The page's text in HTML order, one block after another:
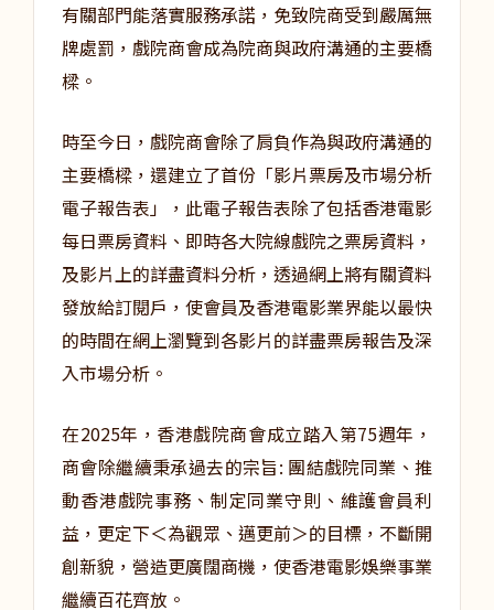
有關部門能落實服務承諾，免致院商受到嚴厲無
牌處罰，戲院商會成為院商與政府溝通的主要橋
樑。
時至今日，戲院商會除了肩負作為與政府溝通的
主要橋樑，還建立了首份「影片票房及市場分析
電子報告表」，此電子報告表除了包括香港電影
每日票房資料、即時各大院線戲院之票房資料，
及影片上的詳盡資料分析，透過網上將有關資料
發放給訂閱戶，使會員及香港電影業界能以最快
的時間在網上瀏覽到各影片的詳盡票房報告及深
入市場分析。
在2025年，香港戲院商會成立踏入第75週年，
商會除繼續秉承過去的宗旨: 團結戲院同業、推
動香港戲院事務、制定同業守則、維護會員利
益，更定下＜為觀眾、邁更前＞的目標，不斷開
創新貌，營造更廣闊商機，使香港電影娛樂事業
繼續百花齊放。